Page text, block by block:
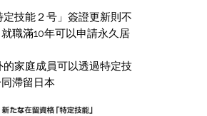
技能２号」簽證更新則不
職滿10年可以申請永久居
家庭成員可以透過特定技
滯留日本